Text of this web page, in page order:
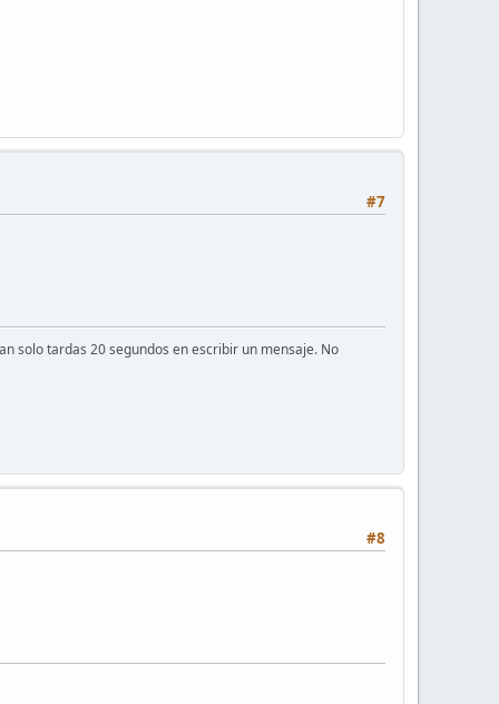
#7
solo tardas 20 segundos en escribir un mensaje. No
#8